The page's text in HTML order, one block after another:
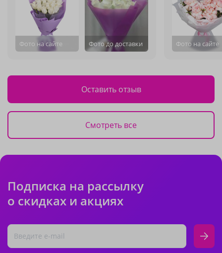
Фото на сайте Фото до доставки Фото на сайте
Оставить отзыв
Смотреть все
Подписка на рассылку
о скидках и акциях